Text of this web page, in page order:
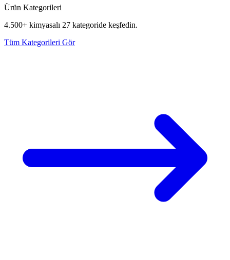
Ürün Kategorileri
4.500+ kimyasalı 27 kategoride keşfedin.
Tüm Kategorileri Gör